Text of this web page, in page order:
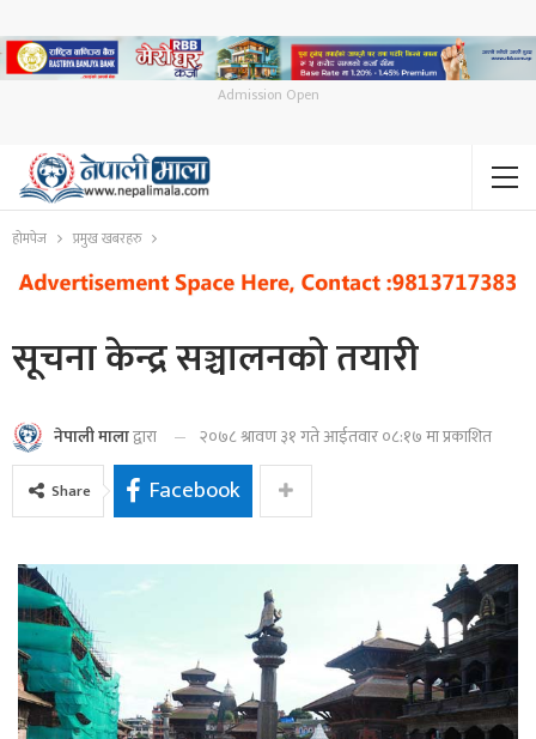
Admission Open
होमपेज प्रमुख खबरहरु
सूचना केन्द्र सञ्चालनको तयारी
नेपाली मालाद्वारा २०७८ श्रावण ३१ गते आईतवार ०८:१७ मा प्रकाशित
Share Facebook